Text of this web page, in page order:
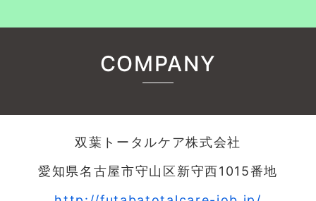
COMPANY
双葉トータルケア株式会社
愛知県名古屋市守山区新守西1015番地